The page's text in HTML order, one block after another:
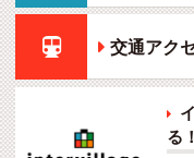
 交通アク

る！